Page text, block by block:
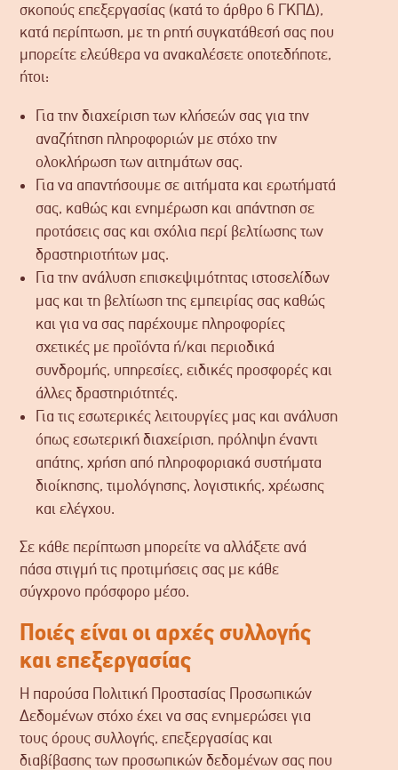
σκοπούς επεξεργασίας (κατά το άρθρο 6 ΓΚΠΔ),
κατά περίπτωση, με τη ρητή συγκατάθεσή σας που
μπορείτε ελεύθερα να ανακαλέσετε οποτεδήποτε,
ήτοι:
Για την διαχείριση των κλήσεών σας για την
αναζήτηση πληροφοριών με στόχο την
ολοκλήρωση των αιτημάτων σας.
Για να απαντήσουμε σε αιτήματα και ερωτήματά
σας, καθώς και ενημέρωση και απάντηση σε
προτάσεις σας και σχόλια περί βελτίωσης των
δραστηριοτήτων μας.
Για την ανάλυση επισκεψιμότητας ιστοσελίδων
μας και τη βελτίωση της εμπειρίας σας καθώς
και για να σας παρέχουμε πληροφορίες
σχετικές με προϊόντα ή/και περιοδικά
συνδρομής, υπηρεσίες, ειδικές προσφορές και
άλλες δραστηριότητές.
Για τις εσωτερικές λειτουργίες μας και ανάλυση
όπως εσωτερική διαχείριση, πρόληψη έναντι
απάτης, χρήση από πληροφοριακά συστήματα
διοίκησης, τιμολόγησης, λογιστικής, χρέωσης
και ελέγχου.
Σε κάθε περίπτωση μπορείτε να αλλάξετε ανά
πάσα στιγμή τις προτιμήσεις σας με κάθε
σύγχρονο πρόσφορο μέσο.
Ποιές είναι οι αρχές συλλογής
και επεξεργασίας
Η παρούσα Πολιτική Προστασίας Προσωπικών
Δεδομένων στόχο έχει να σας ενημερώσει για
τους όρους συλλογής, επεξεργασίας και
διαβίβασης των προσωπικών δεδομένων σας που